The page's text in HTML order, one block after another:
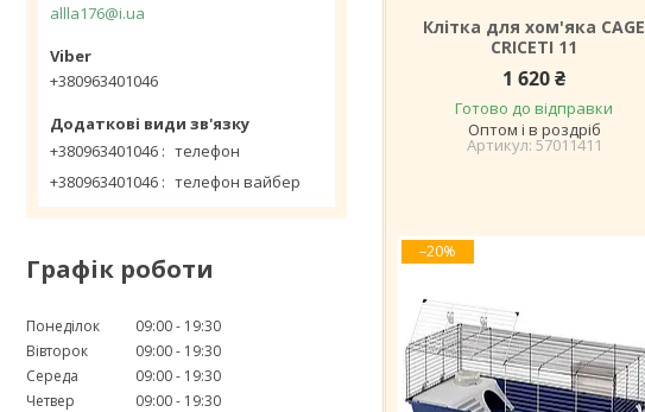
allla176@i.ua
+380963401046
+380963401046
телефон
+380963401046
телефон вайбер
Графік роботи
Понеділок 09:00
19:30
Вівторок
09:00
19:30
Середа
09:00
19:30
Четвер
09:00
19:30
Клітка для хом'яка CAGE
CRICETI 11
1 620 ₴
Готово до відправки
Оптом і в роздріб
57011411
–20%